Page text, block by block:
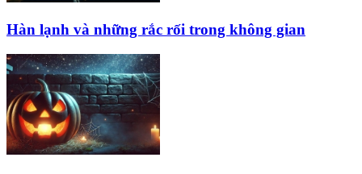
Hàn lạnh và những rắc rối trong không gian